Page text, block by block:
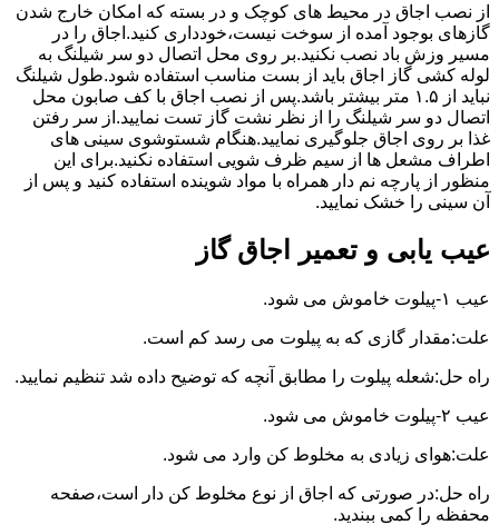
از نصب اجاق در محیط های کوچک و در بسته که امکان خارج شدن
گازهای بوجود آمده از سوخت نیست،خودداری کنید.اجاق را در
مسیر وزش باد نصب نکنید.بر روی محل اتصال دو سر شیلنگ به
لوله کشی گاز اجاق باید از بست مناسب استفاده شود.طول شیلنگ
نباید از ۱.۵ متر بیشتر باشد.پس از نصب اجاق با کف صابون محل
اتصال دو سر شیلنگ را از نظر نشت گاز تست نمایید.از سر رفتن
غذا بر روی اجاق جلوگیری نمایید.هنگام شستوشوی سینی های
اطراف مشعل ها از سیم ظرف شویی استفاده نکنید.برای این
منظور از پارچه نم دار همراه با مواد شوینده استفاده کنید و پس از
آن سینی را خشک نمایید.
عیب یابی و تعمیر اجاق گاز
عیب ۱-پیلوت خاموش می شود.
علت:مقدار گازی که به پیلوت می رسد کم است.
راه حل:شعله پیلوت را مطابق آنچه که توضیح داده شد تنظیم نمایید.
عیب ۲-پیلوت خاموش می شود.
علت:هوای زیادی به مخلوط کن وارد می شود.
راه حل:در صورتی که اجاق از نوع مخلوط کن دار است،صفحه
محفظه را کمی ببندید.